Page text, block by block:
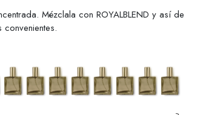
Mézclala con ROYALBLEND y así de